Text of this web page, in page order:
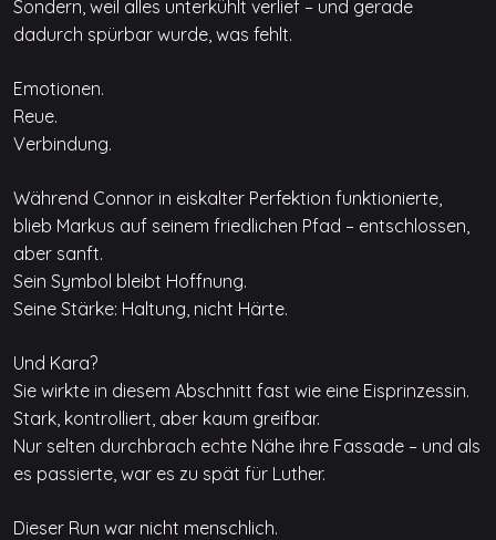
Sondern, weil alles unterkühlt verlief – und gerade
dadurch spürbar wurde, was fehlt.
Emotionen.
Reue.
Verbindung.
Während Connor in eiskalter Perfektion funktionierte,
blieb Markus auf seinem friedlichen Pfad – entschlossen,
aber sanft.
Sein Symbol bleibt Hoffnung.
Seine Stärke: Haltung, nicht Härte.
Und Kara?
Sie wirkte in diesem Abschnitt fast wie eine Eisprinzessin.
Stark, kontrolliert, aber kaum greifbar.
Nur selten durchbrach echte Nähe ihre Fassade – und als
es passierte, war es zu spät für Luther.
Dieser Run war nicht menschlich.